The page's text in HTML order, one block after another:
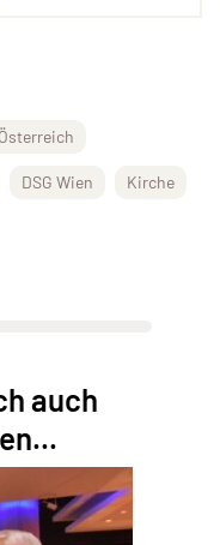
DSG Wien Kirche
auch